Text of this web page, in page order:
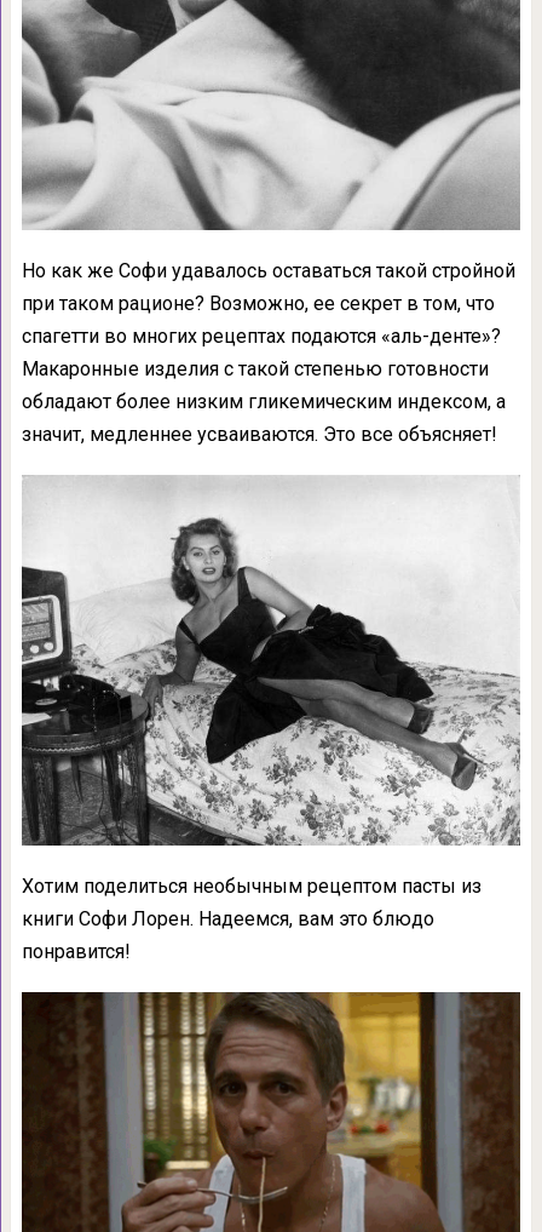
Но как же Софи удавалось оставаться такой стройной
при таком рационе? Возможно, ее секрет в том, что
спагетти во многих рецептах подаются «аль-денте»?
Макаронные изделия с такой степенью готовности
обладают более низким гликемическим индексом, а
значит, медленнее усваиваются. Это все объясняет!
Хотим поделиться необычным рецептом пасты из
книги Софи Лорен. Надеемся, вам это блюдо
понравится!